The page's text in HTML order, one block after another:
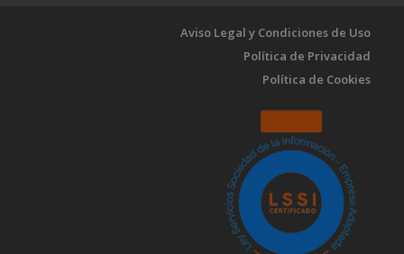
Aviso Legal y Condiciones de Uso
Política de Privacidad
Política de Cookies